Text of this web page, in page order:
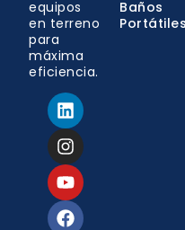
equipos
en terreno
para
máxima
eficiencia.
Baños
Portátiles